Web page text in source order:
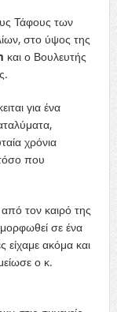
Τάφους των
στο ύψος της
και ο Βουλευτής
για ένα
χρόνια
που
τον καιρό της
σε ένα
ακόμα και
ο κ.